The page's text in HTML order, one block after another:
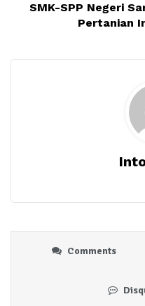
SMK-SPP Negeri
Pertanian
Comments